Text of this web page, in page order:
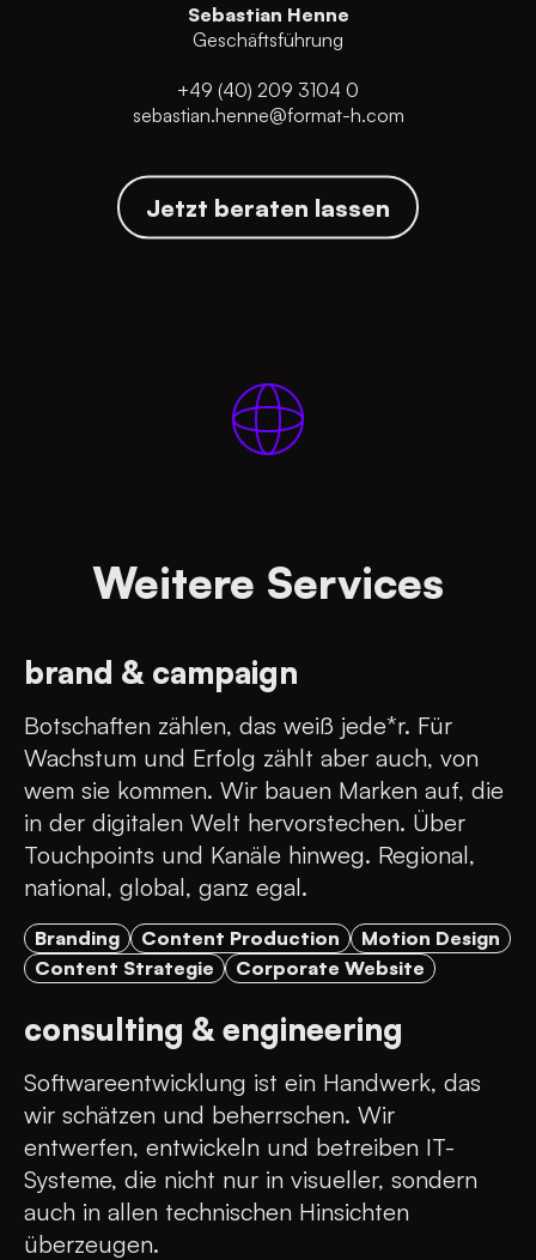
Sebastian Henne
Geschäftsführung
+49 (40) 209 3104 0
sebastian.henne@format-h.com
Jetzt beraten lassen
Weitere Services
brand & campaign
Botschaften zählen, das weiß jede*r. Für
Wachstum und Erfolg zählt aber auch, von
wem sie kommen. Wir bauen Marken auf, die
in der digitalen Welt hervorstechen. Über
Touchpoints und Kanäle hinweg. Regional,
national, global, ganz egal.
Branding Content Production
Motion Design
Content Strategie
Corporate Website
consulting & engineering
Softwareentwicklung ist ein Handwerk, das
wir schätzen und beherrschen. Wir
entwerfen, entwickeln und betreiben IT-
Systeme, die nicht nur in visueller, sondern
auch in allen technischen Hinsichten
überzeugen.